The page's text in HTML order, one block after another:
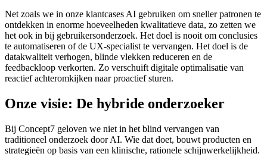
Net zoals we in onze klantcases AI gebruiken om sneller patronen te
ontdekken in enorme hoeveelheden kwalitatieve data, zo zetten we
het ook in bij gebruikersonderzoek. Het doel is nooit om conclusies
te automatiseren of de UX-specialist te vervangen. Het doel is de
datakwaliteit verhogen, blinde vlekken reduceren en de
feedbackloop verkorten. Zo verschuift digitale optimalisatie van
reactief achteromkijken naar proactief sturen.
Onze visie: De hybride onderzoeker
Bij Concept7 geloven we niet in het blind vervangen van
traditioneel onderzoek door AI. Wie dat doet, bouwt producten en
strategieën op basis van een klinische, rationele schijnwerkelijkheid.